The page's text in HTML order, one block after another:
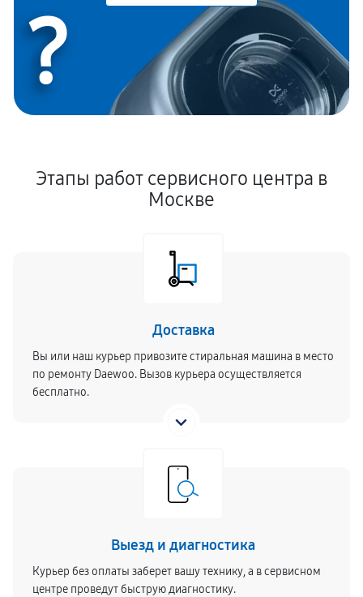
?
Этапы работ сервисного центра в
Москве
Доставка
Вы или наш курьер привозите стиральная машина в место
по ремонту Daewoo. Вызов курьера осуществляется
бесплатно.
Выезд и диагностика
Курьер без оплаты заберет вашу технику, а в сервисном
центре проведут быструю диагностику.